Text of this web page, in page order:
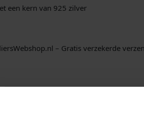
een kern van 925 zilver
– Gratis verzekerde
trrouwdag, kwam in een luxe doos